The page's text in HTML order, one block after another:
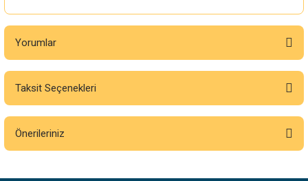
Yorumlar
Bu ürüne ilk yorumu siz yapın!
Taksit Seçenekleri
Önerileriniz